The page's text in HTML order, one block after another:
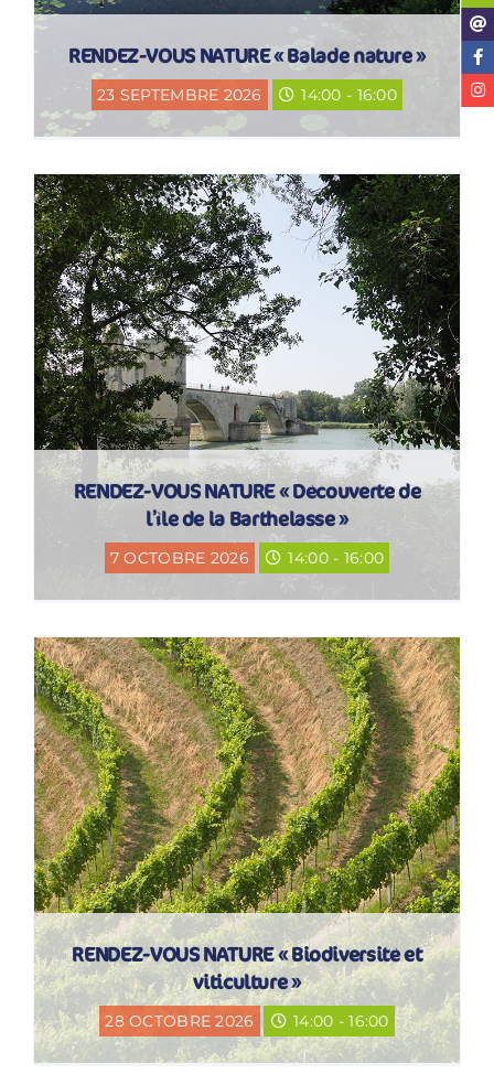
RENDEZ-VOUS NATURE « Balade nature »
23 SEPTEMBRE 2026 14:00 - 16:00
RENDEZ-VOUS NATURE « Découverte de
l’île de la Barthelasse »
7 OCTOBRE 2026 14:00 - 16:00
RENDEZ-VOUS NATURE « Biodiversité et
viticulture »
28 OCTOBRE 2026 14:00 - 16:00